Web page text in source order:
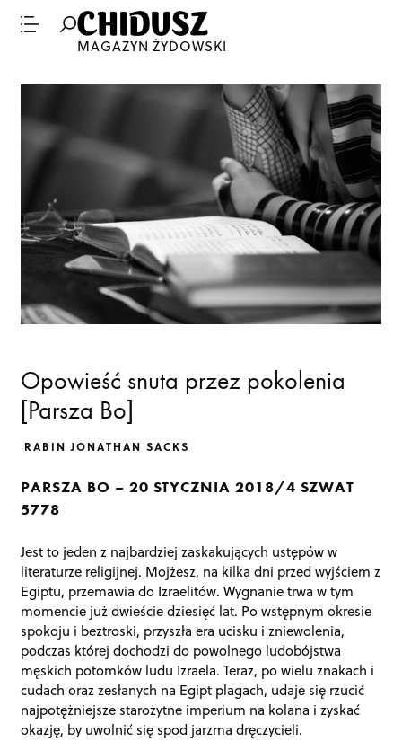
MAGAZYN ŻYDOWSKI
Opowieść snuta przez pokolenia
[Parsza Bo]
RABIN JONATHAN SACKS
PARSZA BO – 20 STYCZNIA 2018/4 SZWAT
5778
Jest to jeden z najbardziej zaskakujących ustępów w
literaturze religijnej. Mojżesz, na kilka dni przed wyjściem z
Egiptu, przemawia do Izraelitów. Wygnanie trwa w tym
momencie już dwieście dziesięć lat. Po wstępnym okresie
spokoju i beztroski, przyszła era ucisku i zniewolenia,
podczas której dochodzi do powolnego ludobójstwa
męskich potomków ludu Izraela. Teraz, po wielu znakach i
cudach oraz zesłanych na Egipt plagach, udaje się rzucić
najpotężniejsze starożytne imperium na kolana i zyskać
okazję, by uwolnić się spod jarzma dręczycieli.